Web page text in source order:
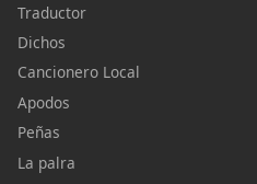
Traductor
Dichos
Cancionero Local
Apodos
Peñas
La palra